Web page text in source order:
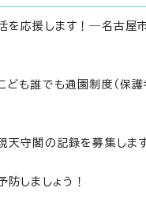
を応援します！―名古屋
ども誰でも通園制度（保
天守閣の記録を募集しま
防しましょう！